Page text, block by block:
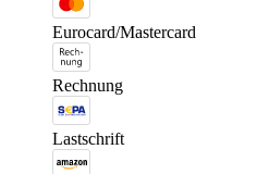
Eurocard/Mastercard
Rechnung
Lastschrift